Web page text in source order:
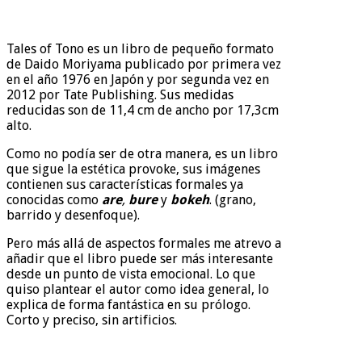
Tales of Tono es un libro de pequeño formato
de Daido Moriyama publicado por primera vez
en el año 1976 en Japón y por segunda vez en
2012 por Tate Publishing. Sus medidas
reducidas son de 11,4 cm de ancho por 17,3cm
alto.
Como no podía ser de otra manera, es un libro
que sigue la estética provoke, sus imágenes
contienen sus características formales ya
conocidas como are, bure y bokeh. (grano,
barrido y desenfoque).
Pero más allá de aspectos formales me atrevo a
añadir que el libro puede ser más interesante
desde un punto de vista emocional. Lo que
quiso plantear el autor como idea general, lo
explica de forma fantástica en su prólogo.
Corto y preciso, sin artificios.